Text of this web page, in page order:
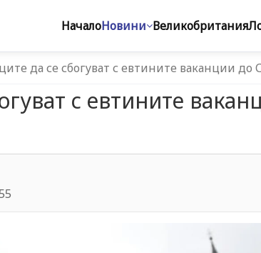
НачалоНовини Великобритания
да се сбогуват с евтините ваканции до
с евтините